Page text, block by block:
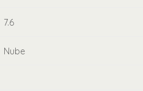
7.6
Nube